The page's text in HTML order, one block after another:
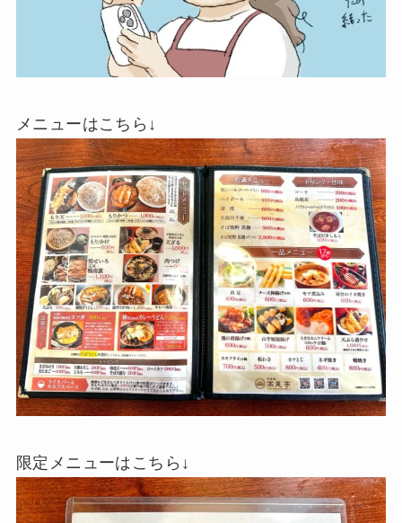
メニューはこちら↓
限定メニューはこちら↓